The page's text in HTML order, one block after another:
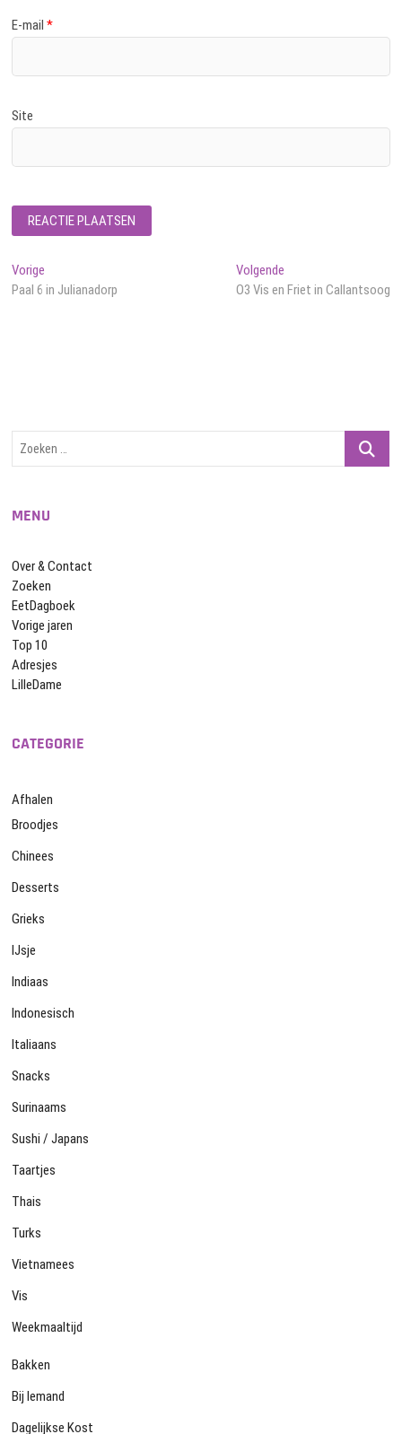
E-mail*
Site
Bericht
navigatie
Vorige
bericht:
Paal 6 in Julianadorp
VolgendeVolgend
bericht:
O3 Vis en Friet in Callantsoog
Zoeken
MENU
Over & Contact
Zoeken
EetDagboek
Vorige jaren
Top 10
Adresjes
LilleDame
CATEGORIE
Afhalen
Broodjes
Chinees
Desserts
Grieks
IJsje
Indiaas
Indonesisch
Italiaans
Snacks
Surinaams
Sushi / Japans
Taartjes
Thais
Turks
Vietnamees
Vis
Weekmaaltijd
Bakken
Bij Iemand
Dagelijkse Kost